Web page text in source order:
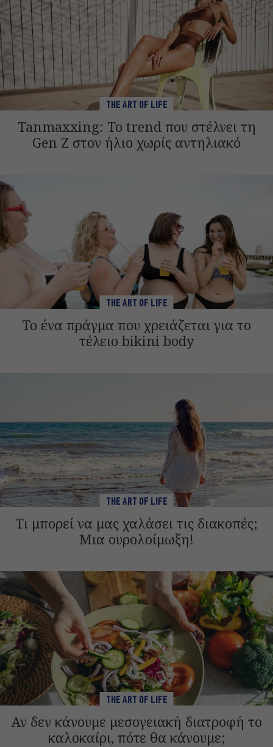
THE ART OF LIFE
Tanmaxxing: To trend που στέλνει τη
Gen Z στον ήλιο χωρίς αντηλιακό
THE ART OF LIFE
Το ένα πράγμα που χρειάζεται για το
τέλειο bikini body
THE ART OF LIFE
Τι μπορεί να μας χαλάσει τις διακοπές;
Μια ουρολοίμωξη!
THE ART OF LIFE
Αν δεν κάνουμε μεσογειακή διατροφή το
καλοκαίρι, πότε θα κάνουμε;